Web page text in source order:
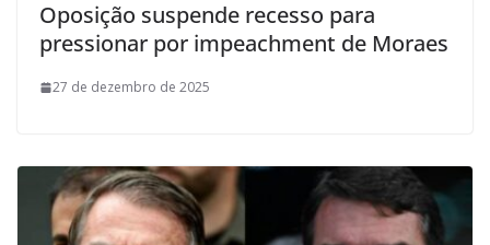
Oposição suspende recesso para
pressionar por impeachment de Moraes
27 de dezembro de 2025